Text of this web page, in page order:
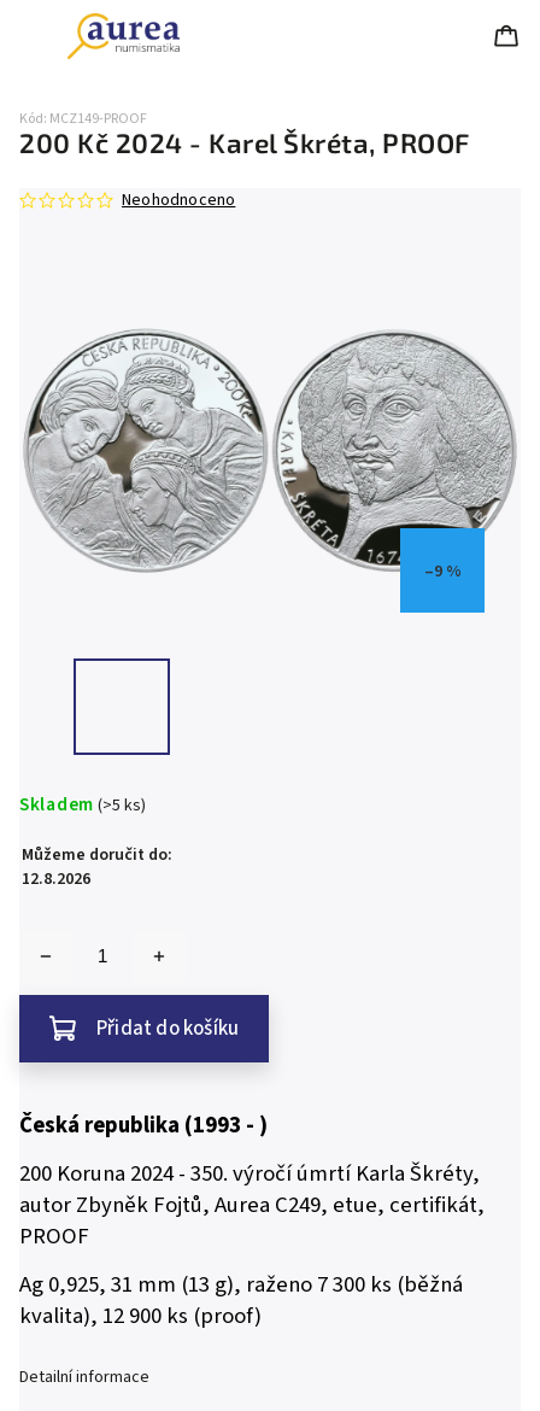
200 Kč 2024 - Karel Škréta, PROOF
Kód: MCZ149-PROOF
Neohodnoceno
–9 %
Skladem (>5 ks)
Můžeme doručit do:
12.8.2026
Přidat do košíku
Česká republika (1993 - )
200 Koruna 2024 - 350. výročí úmrtí Karla Škréty,
autor Zbyněk Fojtů, Aurea C249, etue, certifikát,
PROOF
Ag 0,925, 31 mm (13 g), raženo 7 300 ks (běžná
kvalita), 12 900 ks (proof)
Detailní informace